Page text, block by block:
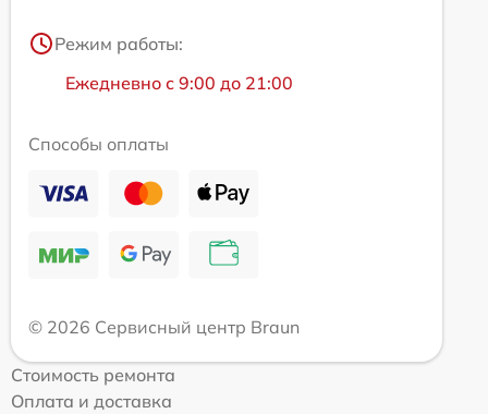
Режим работы:
Ежедневно с 9:00 до 21:00
Способы оплаты
© 2026 Сервисный центр Braun
Стоимость ремонта
Оплата и доставка